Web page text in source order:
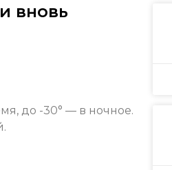
вновь
до -30° — в ночное.